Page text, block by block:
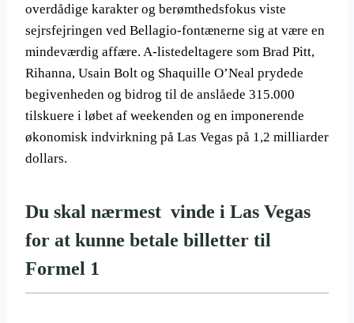
overdådige karakter og berømthedsfokus viste
sejrsfejringen ved Bellagio-fontænerne sig at være en
mindeværdig affære. A-listedeltagere som Brad Pitt,
Rihanna, Usain Bolt og Shaquille O’Neal prydede
begivenheden og bidrog til de anslåede 315.000
tilskuere i løbet af weekenden og en imponerende
økonomisk indvirkning på Las Vegas på 1,2 milliarder
dollars.
Du skal nærmest vinde i Las Vegas
for at kunne betale billetter til
Formel 1